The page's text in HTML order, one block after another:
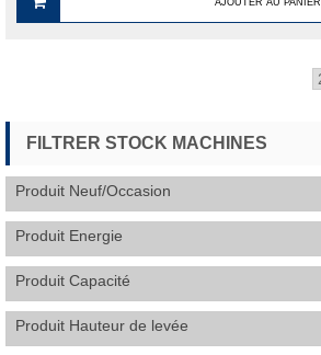
AJOUTER AU PANIER
FILTRER STOCK MACHINES
Produit Neuf/Occasion
Produit Energie
Produit Capacité
Produit Hauteur de levée